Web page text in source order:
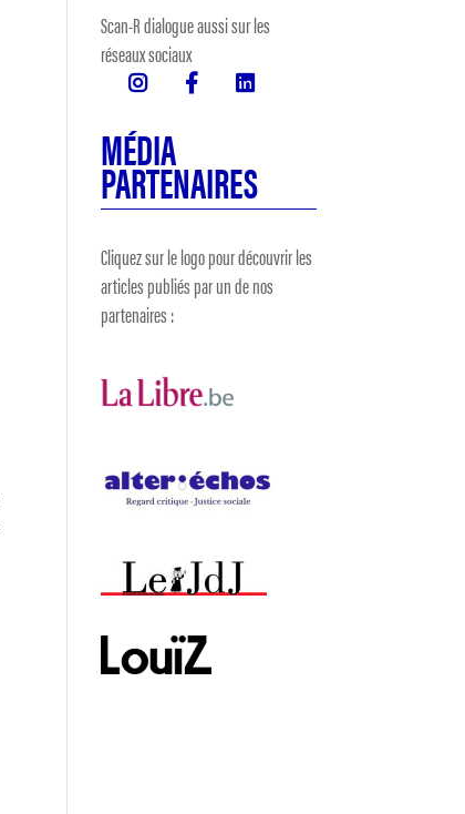
Scan-R dialogue aussi sur les
réseaux sociaux
MÉDIA
PARTENAIRES
Cliquez sur le logo pour découvrir les
articles publiés par un de nos
partenaires :